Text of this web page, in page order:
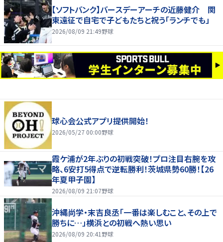
【ソフトバンク】バースデーアーチの近藤健介 関
東遠征で自宅で子どもたちと祝う「ランチでも」
2026/08/09 21:49野球
球心会公式アプリ提供開始！
2026/05/27 00:00野球
霞ケ浦が2年ぶりの初戦突破！プロ注目右腕を攻
略、6安打5得点で逆転勝利！茨城県勢60勝！【26
年夏甲子園】
2026/08/09 21:07野球
沖縄尚学・末吉良丞「一番は楽しむこと、その上で
勝ちに…」横浜との初戦へ熱い思い
2026/08/09 20:41 野球